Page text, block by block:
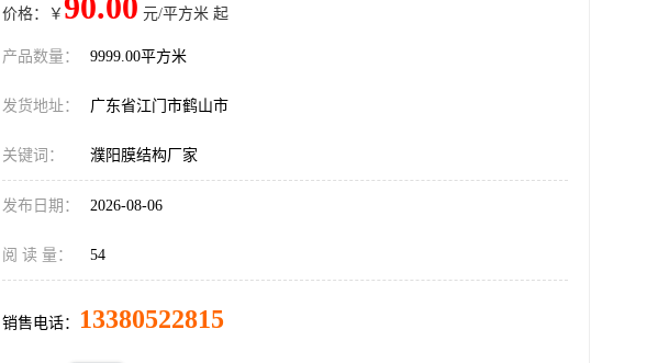
价格：￥ 元/平方米 起
产品数量： 9999.00平方米
发货地址： 广东省江门市鹤山市
关键词： 濮阳膜结构厂家
发布日期： 2026-08-06
阅 读 量： 54
销售电话： 13380522815